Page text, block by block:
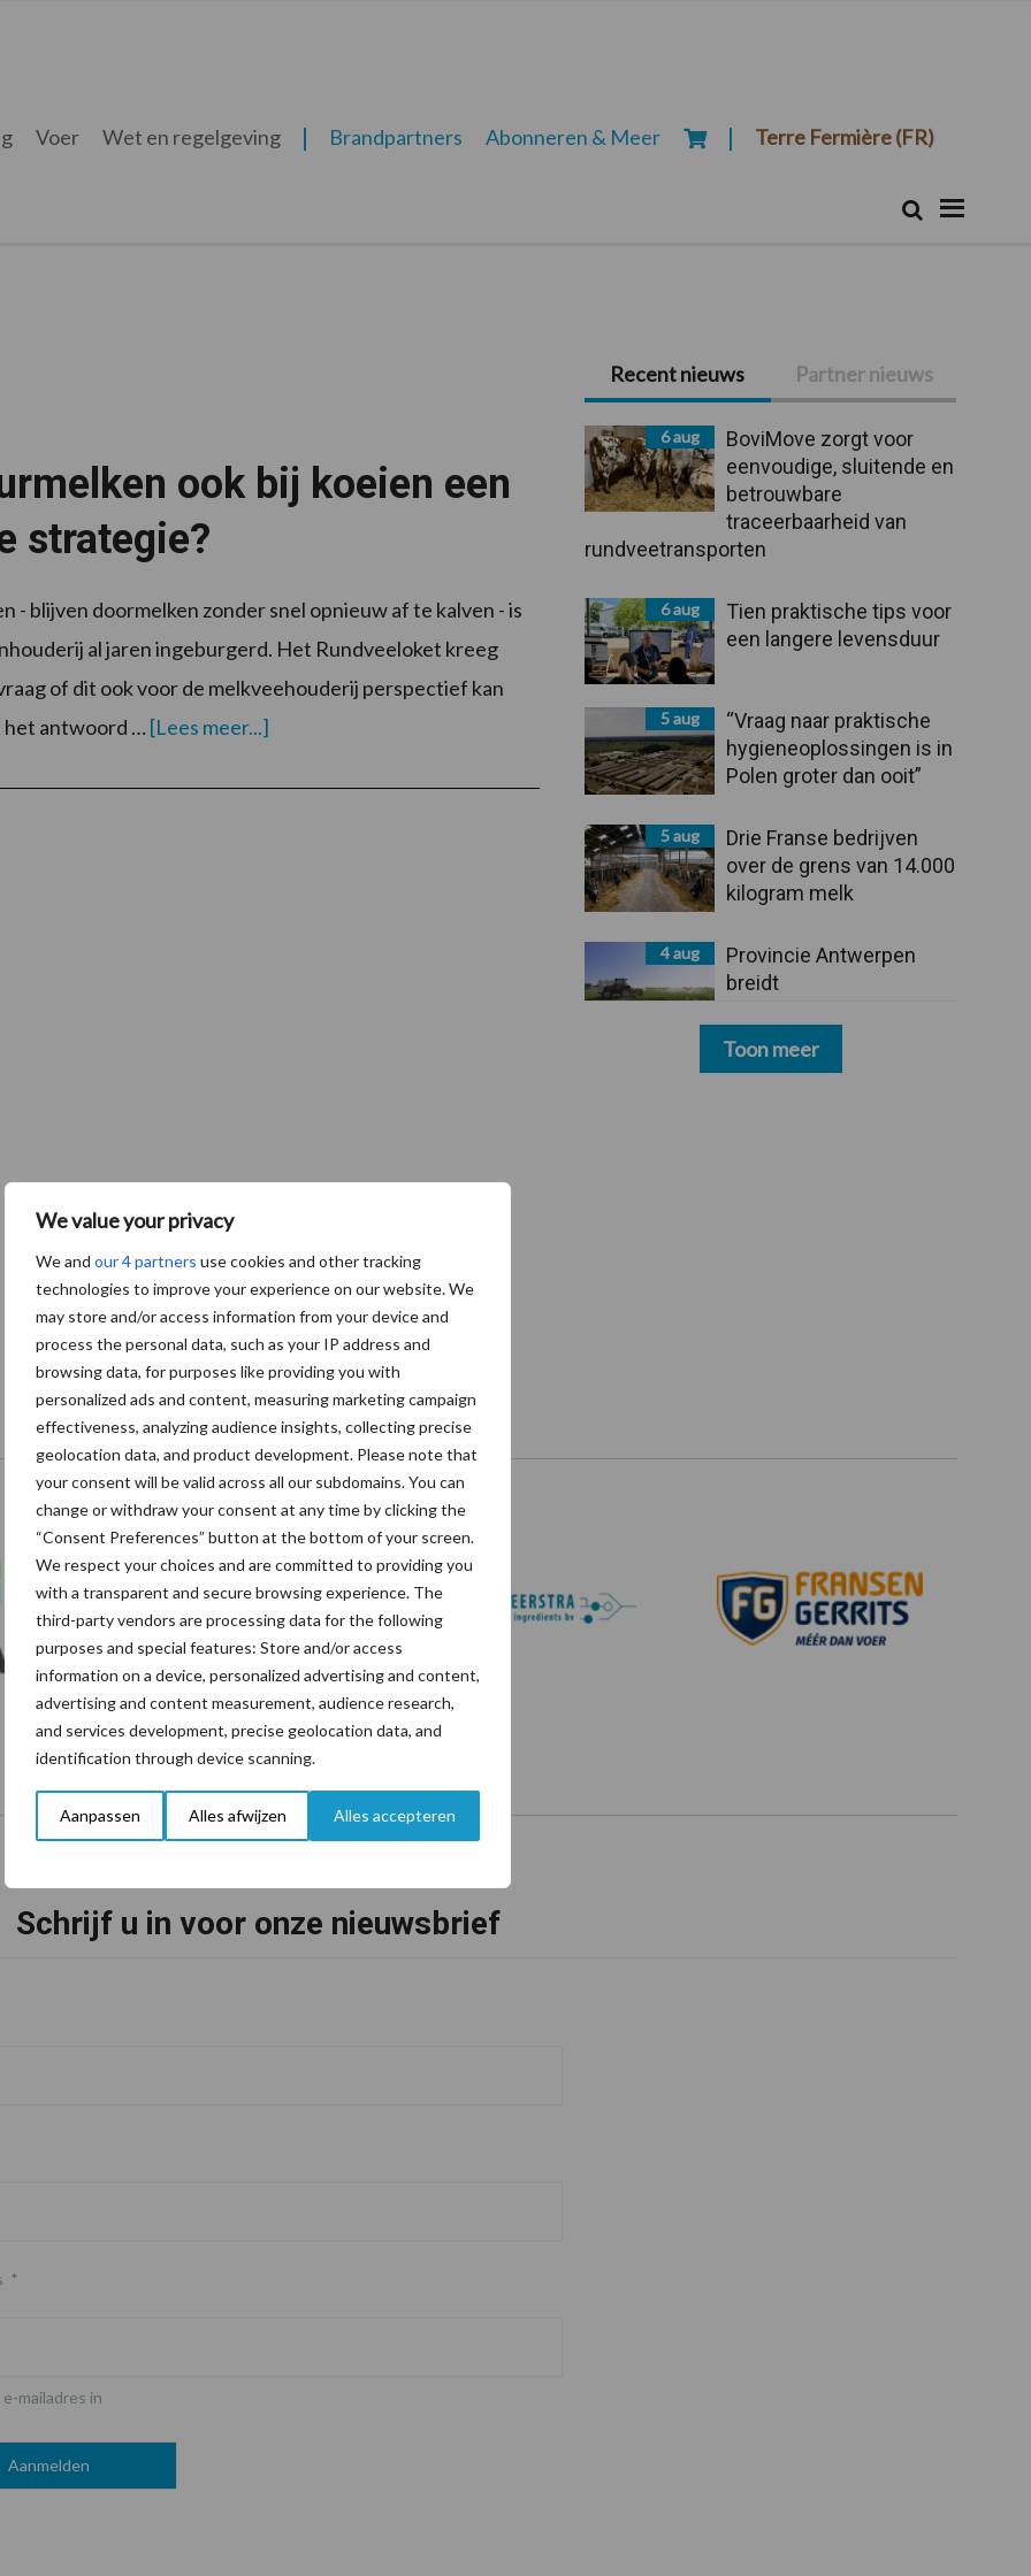
We value your privacy
We and our 4 partners use cookies and other tracking
technologies to improve your experience on our website. We
may store and/or access information from your device and
process the personal data, such as your IP address and
browsing data, for purposes like providing you with
personalized ads and content, measuring marketing campaign
effectiveness, analyzing audience insights, collecting precise
geolocation data, and product development. Please note that
your consent will be valid across all our subdomains. You can
change or withdraw your consent at any time by clicking the
“Consent Preferences” button at the bottom of your screen.
We respect your choices and are committed to providing you
with a transparent and secure browsing experience. The
third-party vendors are processing data for the following
purposes and special features: Store and/or access
information on a device, personalized advertising and content,
advertising and content measurement, audience research,
and services development, precise geolocation data, and
identification through device scanning.
Aanpassen Alles afwijzen Alles accepteren
Voer Wet en regelgeving Brandpartners Abonneren & Meer Terre Fermière (FR)
Zoek
ook bij koeien een
strategie?
- blijven doormelken zonder snel opnieuw af te kalven - is
al jaren ingeburgerd. Het Rundveeloket kreeg
of dit ook voor de melkveehouderij perspectief kan
het antwoord … [Lees meer...]overIs
duurmelken
Primaire
Sidebar
Recent nieuws Partner nieuws
6 aug
BoviMove zorgt voor
eenvoudige, sluitende en
betrouwbare
traceerbaarheid van
rundveetransporten
6 aug
Tien praktische tips voor
een langere levensduur
5 aug
“Vraag naar praktische
hygieneoplossingen is in
Polen groter dan ooit”
5 aug
Drie Franse bedrijven
over de grens van 14.000
kilogram melk
4 aug
Provincie Antwerpen
breidt
geen water meer
Toon meer
Onze brandpartners
Schrijf u in voor onze nieuwsbrief
*
mailadres in